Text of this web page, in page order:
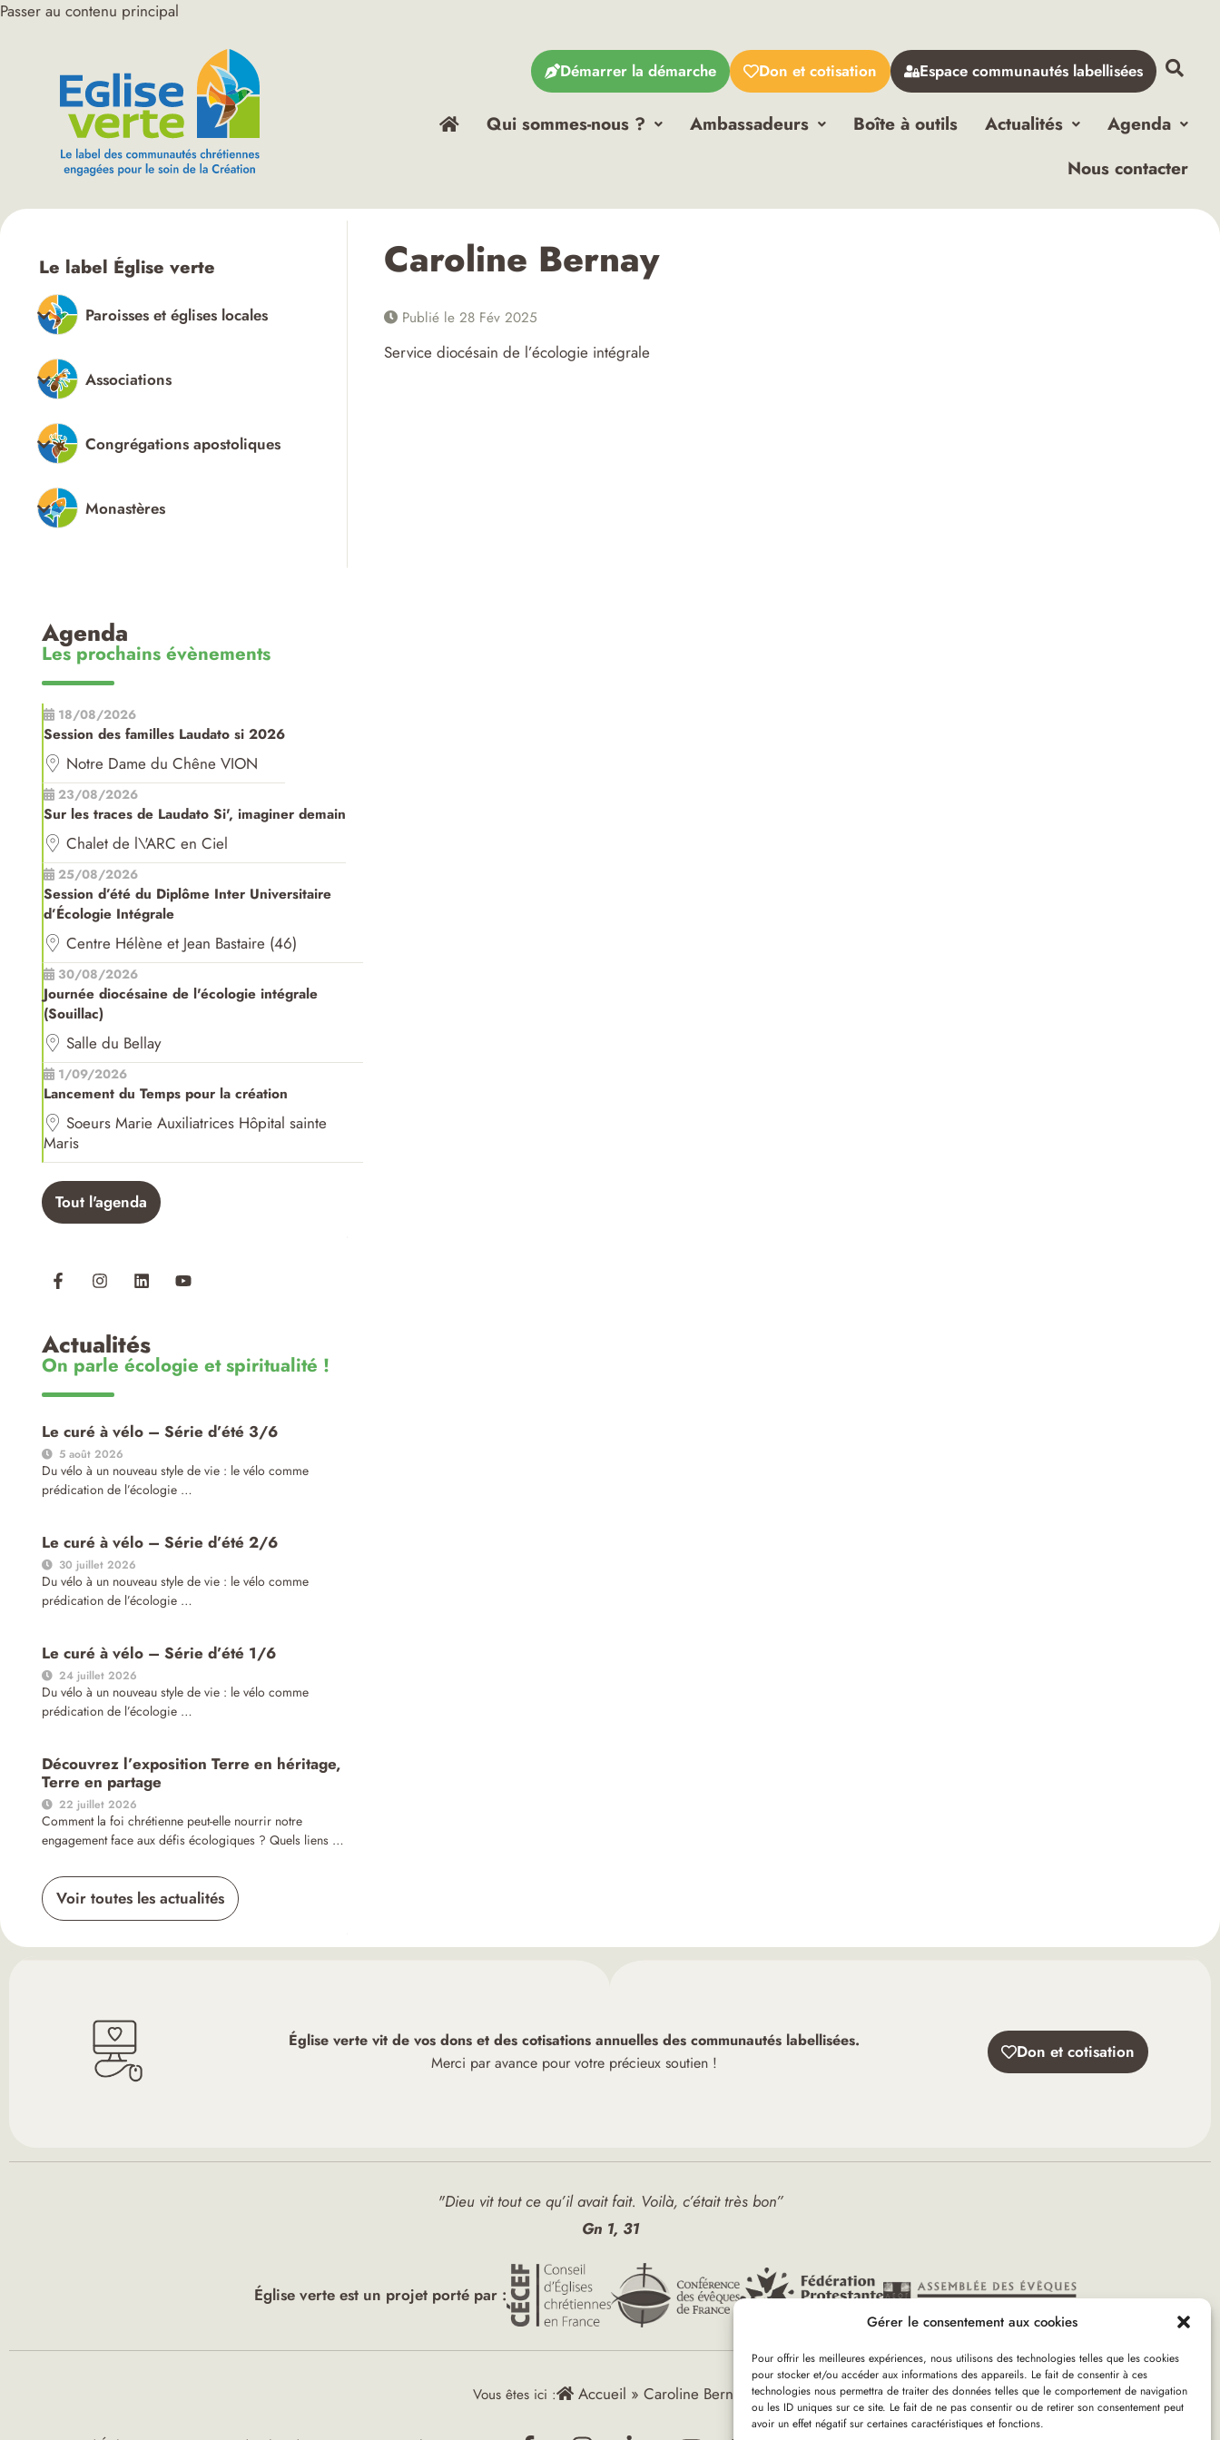
Gérer le consentement aux cookies
Pour offrir les meilleures expériences, nous utilisons des technologies telles que les cookies
pour stocker et/ou accéder aux informations des appareils. Le fait de consentir à ces
technologies nous permettra de traiter des données telles que le comportement de navigation
ou les ID uniques sur ce site. Le fait de ne pas consentir ou de retirer son consentement peut
avoir un effet négatif sur certaines caractéristiques et fonctions.
Passer au contenu principal
Démarrer la démarche Don et cotisation Espace communautés labellisées
Qui sommes-nous ? Ambassadeurs Boîte à outils Actualités
Agenda
Nous contacter
Le label Église verte
Paroisses et églises locales
Associations
Congrégations apostoliques
Monastères
Agenda
Les prochains évènements
18/08/2026
Session des familles Laudato si 2026
Notre Dame du Chêne VION
23/08/2026
Sur les traces de Laudato Si', imaginer demain
Chalet de l\'ARC en Ciel
25/08/2026
Session d’été du Diplôme Inter Universitaire
d’Écologie Intégrale
Centre Hélène et Jean Bastaire (46)
30/08/2026
Journée diocésaine de l'écologie intégrale
(Souillac)
Salle du Bellay
1/09/2026
Lancement du Temps pour la création
Soeurs Marie Auxiliatrices Hôpital sainte
Maris
Tout l'agenda
Actualités
On parle écologie et spiritualité !
Le curé à vélo – Série d’été 3/6
5 août 2026
Du vélo à un nouveau style de vie : le vélo comme
prédication de l’écologie …
Le curé à vélo – Série d’été 2/6
30 juillet 2026
Du vélo à un nouveau style de vie : le vélo comme
prédication de l’écologie …
Le curé à vélo – Série d’été 1/6
24 juillet 2026
Du vélo à un nouveau style de vie : le vélo comme
prédication de l’écologie …
Découvrez l’exposition Terre en héritage,
Terre en partage
22 juillet 2026
Comment la foi chrétienne peut-elle nourrir notre
engagement face aux défis écologiques ? Quels liens …
Voir toutes les actualités
Caroline Bernay
Publié le 28 Fév 2025
Service diocésain de l’écologie intégrale
Église verte vit de vos dons et des cotisations annuelles des communautés labellisées.
Merci par avance pour votre précieux soutien !
Don et cotisation
"Dieu vit tout ce qu’il avait fait. Voilà, c’était très bon”
Gn 1, 31
Église verte est un projet porté par :
Vous êtes ici : Accueil » Caroline Bernay